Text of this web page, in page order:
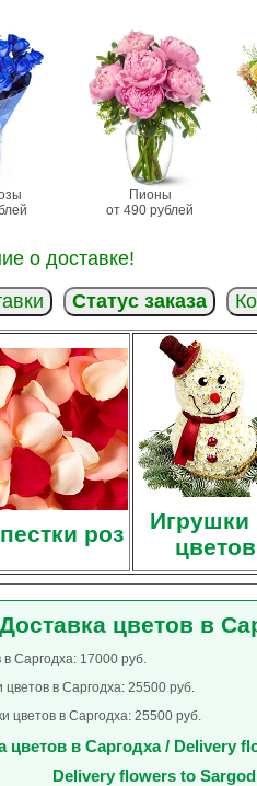
Пионы
от 490 рублей
о доставке!
Статус заказа
роз
Игрушки
цветов
Доставка цветов в
в Саргодха: 17000 руб.
в Саргодха: 25500 руб.
цветов в Саргодха: 25500 руб.
цветов в Саргодха / Delivery
Delivery flowers to